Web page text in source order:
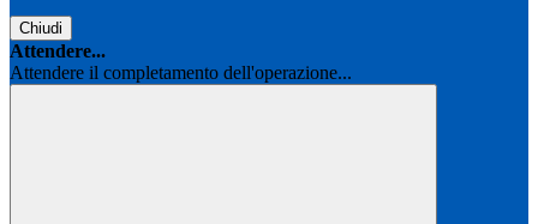
Chiudi
Attendere...
Attendere il completamento dell'operazione...